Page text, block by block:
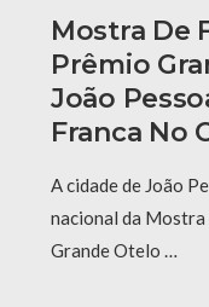
Mostra De
Prêmio
João
Franca No
A cidade de João
nacional da Mostra
Grande Otelo …